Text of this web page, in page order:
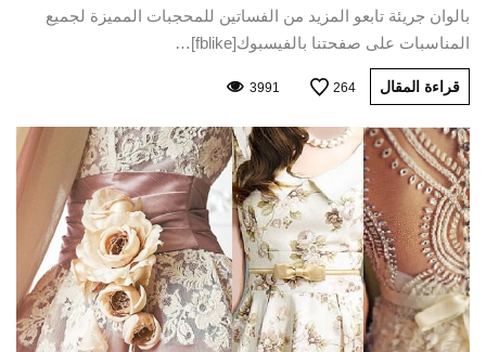
بالوان جريئة تابعو المزيد من الفساتين للمحجبات المميزة لجميع
المناسبات على صفحتنا بالفيسبوك[fblike]…
قراءة المقال 264
3991